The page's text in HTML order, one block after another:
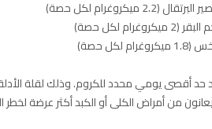
(2.2 ميكروغرام لكل حصة)
(2 ميكروغرام لكل حصة)
لكل حصة)
حد أقصى يومي محدد للكروم. وذلك لقلة
من أمراض الكلى أو الكبد أكثر عرضة